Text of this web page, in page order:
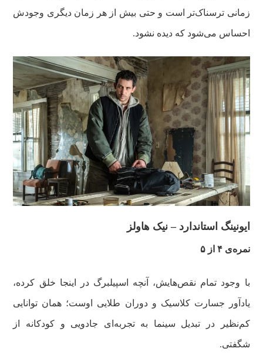
زمانی ترسناک‌تر است و حتی بیش از هر زمان دیگری وجودش
احساس می‌شود که دیده نشود.
ایونینگ استاندارد – نیک هاولز
نمره‌ی ۴ از ۵
با وجود تمام نقص‌هایش، آنچه اسپیلبرگ در اینجا خلق کرده،
یادآور جسارت کلاسیک و دوران طلایی اوست؛ همان توانایی
کم‌نظیر در تبدیل سینما به تجربه‌ای جادویی و کودکانه از
شگفتی.